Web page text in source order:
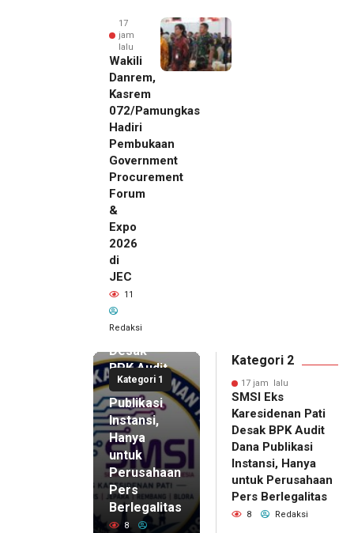
17
jam
lalu
Wakili
Danrem,
Kasrem
072/Pamungkas
Hadiri
Pembukaan
Government
Procurement
Forum
&
Expo
2026
di
JEC
11
Redaksi
Kategori 1
SMSI Eks
Karesidenan
Pati
Desak
BPK Audit
Dana
Publikasi
Instansi,
Hanya
untuk
Perusahaan
Pers
Berlegalitas
8
17 jam lalu
Ketum
DPP
Kategori 2
17 jam lalu
SMSI Eks
Karesidenan Pati
Desak BPK Audit
Dana Publikasi
Instansi, Hanya
untuk Perusahaan
Pers Berlegalitas
8 Redaksi